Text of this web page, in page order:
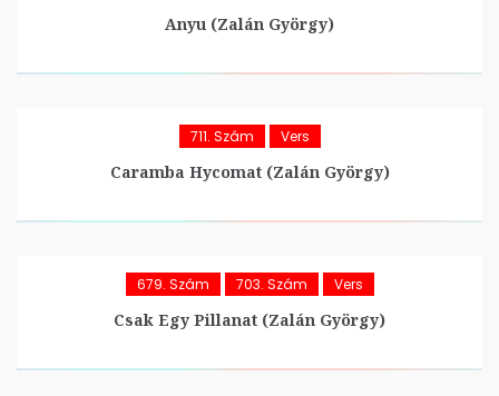
Anyu (Zalán György)
711. Szám Vers
Caramba Hycomat (Zalán György)
679. Szám 703. Szám Vers
Csak Egy Pillanat (Zalán György)